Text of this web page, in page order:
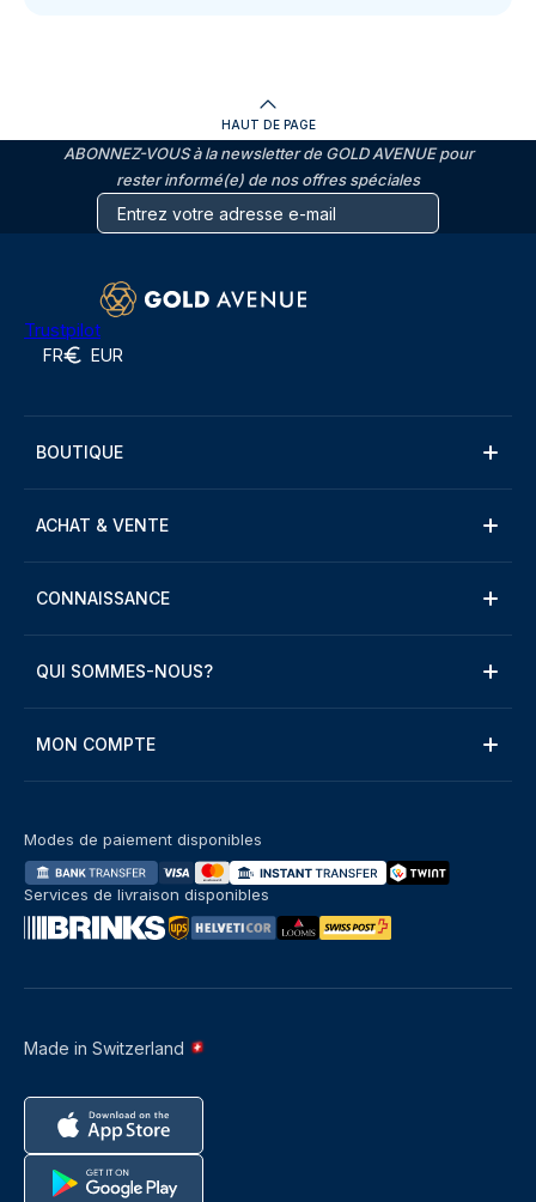
HAUT DE PAGE
ABONNEZ-VOUS à la newsletter de GOLD AVENUE pour
rester informé(e) de nos offres spéciales
Trustpilot
FR EUR
BOUTIQUE
ACHAT & VENTE
CONNAISSANCE
QUI SOMMES-NOUS?
MON COMPTE
Made in Switzerland
Modes de paiement disponibles
Services de livraison disponibles